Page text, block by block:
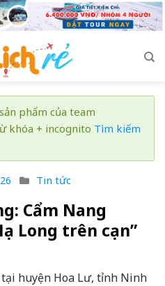
phẩm của team
khóa + incognito Tìm kiếm
Tin tức
Cẩm Nang
Long trên cạn”
tại huyện Hoa Lư, tỉnh Ninh